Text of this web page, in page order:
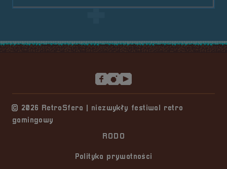
© 2026 RetroSfera | niezwykły festiwal retro
gamingowy
RODO
Polityka prywatności